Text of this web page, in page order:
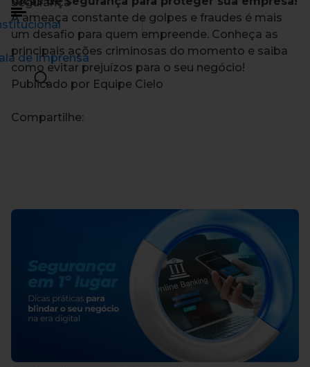
de Imprensa
A ameaça constante de golpes e fraudes é mais
um desafio para quem empreende. Conheça as
principais ações criminosas do momento e saiba
como evitar prejuízos para o seu negócio!
Publicado por Equipe Cielo
Compartilhe: